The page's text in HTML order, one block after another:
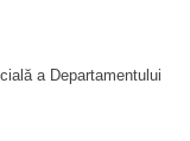
a Departamentului